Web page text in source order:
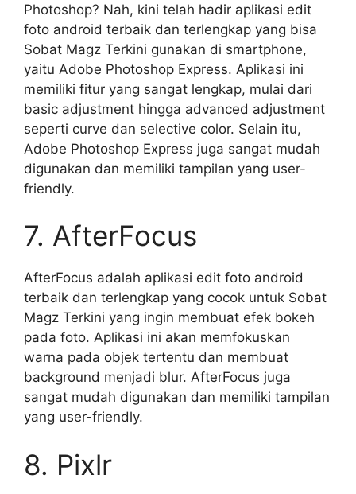
Photoshop? Nah, kini telah hadir aplikasi edit
foto android terbaik dan terlengkap yang bisa
Sobat Magz Terkini gunakan di smartphone,
yaitu Adobe Photoshop Express. Aplikasi ini
memiliki fitur yang sangat lengkap, mulai dari
basic adjustment hingga advanced adjustment
seperti curve dan selective color. Selain itu,
Adobe Photoshop Express juga sangat mudah
digunakan dan memiliki tampilan yang user-
friendly.
7. AfterFocus
AfterFocus adalah aplikasi edit foto android
terbaik dan terlengkap yang cocok untuk Sobat
Magz Terkini yang ingin membuat efek bokeh
pada foto. Aplikasi ini akan memfokuskan
warna pada objek tertentu dan membuat
background menjadi blur. AfterFocus juga
sangat mudah digunakan dan memiliki tampilan
yang user-friendly.
8. Pixlr